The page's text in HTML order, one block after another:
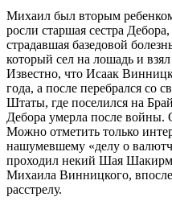
Михаил был вторым
росли старшая сестра
страдавшая базедовой
который сел на лошадь и
Известно, что Исаак
года, а после перебрался со
Штаты, где поселился на
Дебора умерла после войны.
Можно отметить только
нашумевшему «делу о
проходил некий Шая
Михаила Винницкого,
расстрелу.